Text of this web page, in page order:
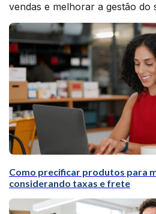
vendas e melhorar a gestão do
Como precificar produtos para
considerando taxas e frete